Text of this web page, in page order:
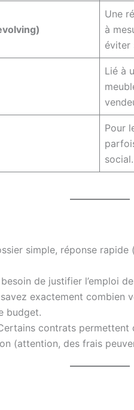
Une
à
éviter
Lié à
Pour
social.
simple, réponse
besoin de justifier l’emploi
exactement combien
budget.
contrats permettent
(attention, des frais